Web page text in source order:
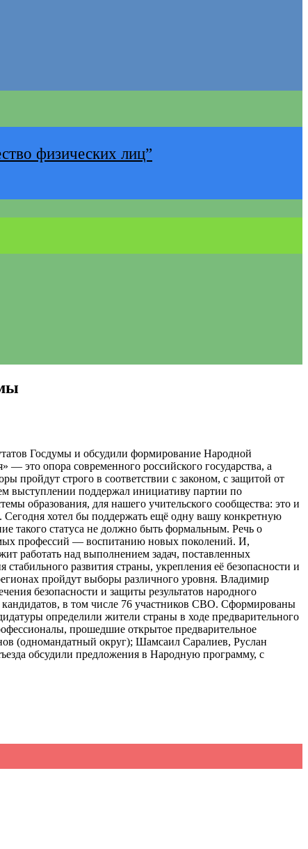
физических лиц”
Госдумы и обсудили формирование Народной
это опора современного российского государства, а
пройдут строго в соответствии с законом, с защитой от
выступлении поддержал инициативу партии по
образования, для нашего учительского сообщества: это и
хотел бы поддержать ещё одну вашу конкретную
такого статуса не должно быть формальным. Речь о
профессий — воспитанию новых поколений. И,
работать над выполнением задач, поставленных
развития страны, укрепления её безопасности и
пройдут выборы различного уровня. Владимир
безопасности и защиты результатов народного
в том числе 76 участников СВО. Сформированы
определили жители страны в ходе предварительного
прошедшие открытое предварительное
(одномандатный округ); Шамсаил Саралиев, Руслан
обсудили предложения в Народную программу, с